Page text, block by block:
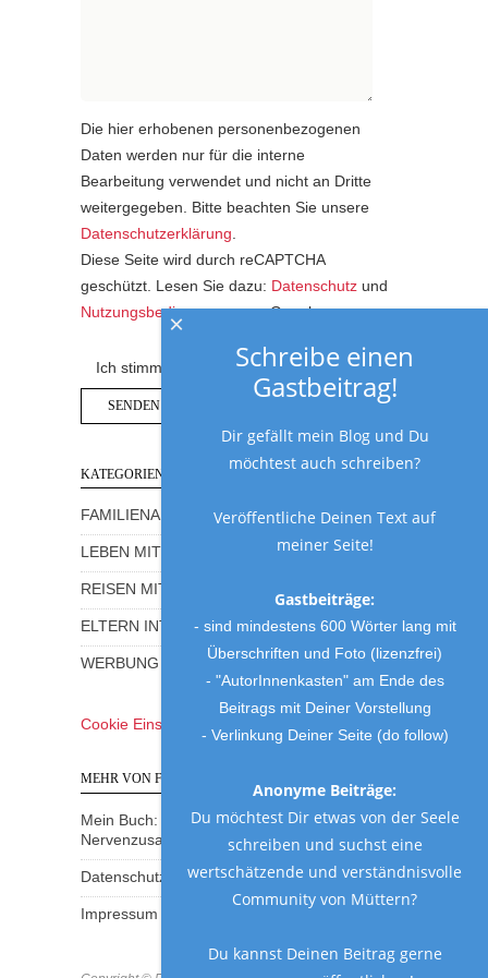
Die hier erhobenen personenbezogenen
Daten werden nur für die interne
Bearbeitung verwendet und nicht an Dritte
weitergegeben. Bitte beachten Sie unsere
Datenschutzerklärung
Diese Seite wird durch reCAPTCHA
geschützt. Lesen Sie dazu: Datenschutz und
Nutzungsbedingungenvon Google.
Ich stimme der Datenschutzerklärung zu.
KATEGORIEN
FAMILIENALLTAG MIT HUMOR
LEBEN MIT KINDERN
REISEN MIT KINDERN
ELTERN INTERVIEWS
WERBUNG UND GEWINNSPIELE
Cookie Einstellungen
MEHR VON FRAU MUTTER
Mein Buch: Eine Mama am Rande des
Nervenzusammenbruchs
Datenschutzerklärung
Impressum
Schreibe einen
Gastbeitrag!
Dir gefällt mein Blog und Du
möchtest auch schreiben?
Veröffentliche Deinen Text auf
meiner Seite!
Gastbeiträge:
- sind mindestens 600 Wörter lang mit
Überschriften und Foto (lizenzfrei)
- "AutorInnenkasten" am Ende des
Beitrags mit Deiner Vorstellung
- Verlinkung Deiner Seite (do follow)
Anonyme Beiträge:
Du möchtest Dir etwas von der Seele
schreiben und suchst eine
wertschätzende und verständnisvolle
Community von Müttern?
Du kannst Deinen Beitrag gerne
×